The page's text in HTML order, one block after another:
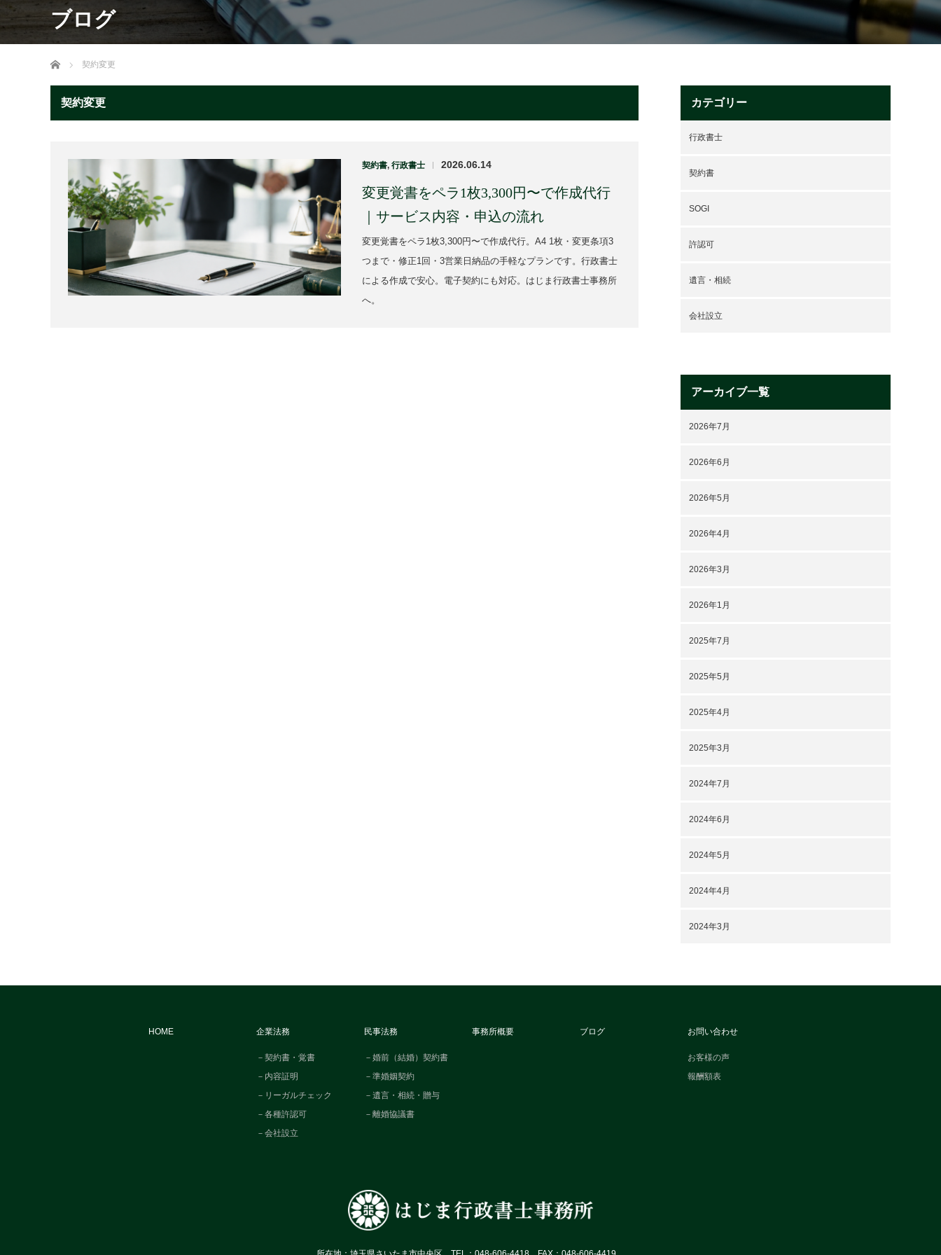
ブログ
ホーム 契約変更
契約変更
契約書, 行政書士 | 2026.06.14
変更覚書をペラ1枚3,300円〜で作成代行
｜サービス内容・申込の流れ
変更覚書をペラ1枚3,300円〜で作成代行。A4 1枚・変更条項3
つまで・修正1回・3営業日納品の手軽なプランです。行政書士
による作成で安心。電子契約にも対応。はじま行政書士事務所
へ。
カテゴリー
行政書士
契約書
SOGI
許認可
遺言・相続
会社設立
アーカイブ一覧
2026年7月
2026年6月
2026年5月
2026年4月
2026年3月
2026年1月
2025年7月
2025年5月
2025年4月
2025年3月
2024年7月
2024年6月
2024年5月
2024年4月
2024年3月
HOME 企業法務
－契約書・覚書
－内容証明
－リーガルチェック
－各種許認可
－会社設立
民事法務
－婚前（結婚）契約書
－準婚姻契約
－遺言・相続・贈与
－離婚協議書
事務所概要 ブログ お問い合わせ
お客様の声
報酬額表